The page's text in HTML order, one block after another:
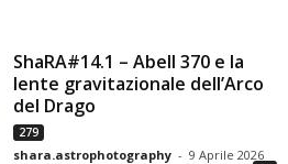
ShaRA#14.1 – Abell 370 e la
lente gravitazionale dell’Arco
del Drago
279
shara.astrophotography - 9 Aprile 2026